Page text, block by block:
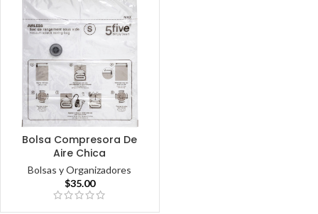
Bolsa Compresora De
Aire Chica
Bolsas y Organizadores
$35.00